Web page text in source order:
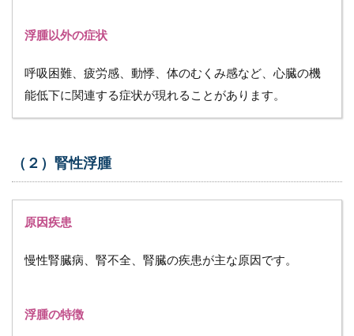
浮腫
原因疾
患
3.6.2
状
4
「局
腫」
浮腫以外の症状
呼吸困難、疲労感、動悸、体のむくみ感など、心臓の機
能低下に関連する症状が現れることがあります。
（２）腎性浮腫
原因疾患
慢性腎臓病、腎不全、腎臓の疾患が主な原因です。
浮腫の特徴